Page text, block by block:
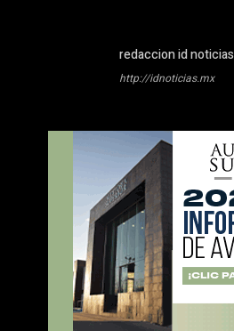
redaccion id noticias
http://idnoticias.mx